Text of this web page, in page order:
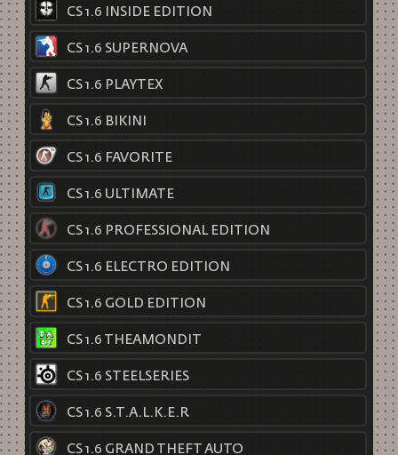
CS 1.6 INSIDE EDITION
CS 1.6 SUPERNOVA
CS 1.6 PLAYTEX
CS 1.6 BIKINI
CS 1.6 FAVORITE
CS 1.6 ULTIMATE
CS 1.6 PROFESSIONAL EDITION
CS 1.6 ELECTRO EDITION
CS 1.6 GOLD EDITION
CS 1.6 THEAMONDIT
CS 1.6 STEELSERIES
CS 1.6 S.T.A.L.K.E.R
CS 1.6 GRAND THEFT AUTO